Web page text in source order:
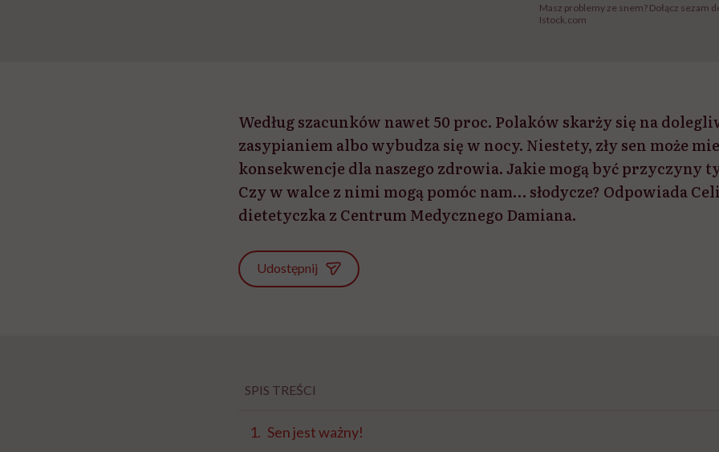
Masz problemy ze snem? Dołącz sezam
Istock.com
Według szacunków nawet 50 proc. Polaków skarży się na
zasypianiem albo wybudza się w nocy. Niestety, zły sen może
konsekwencje dla naszego zdrowia. Jakie mogą być przyczyny
Czy w walce z nimi mogą pomóc nam… słodycze? Odpowiada
dietetyczka z Centrum Medycznego Damiana.
Udostępnij
SPIS TREŚCI
Sen jest ważny!